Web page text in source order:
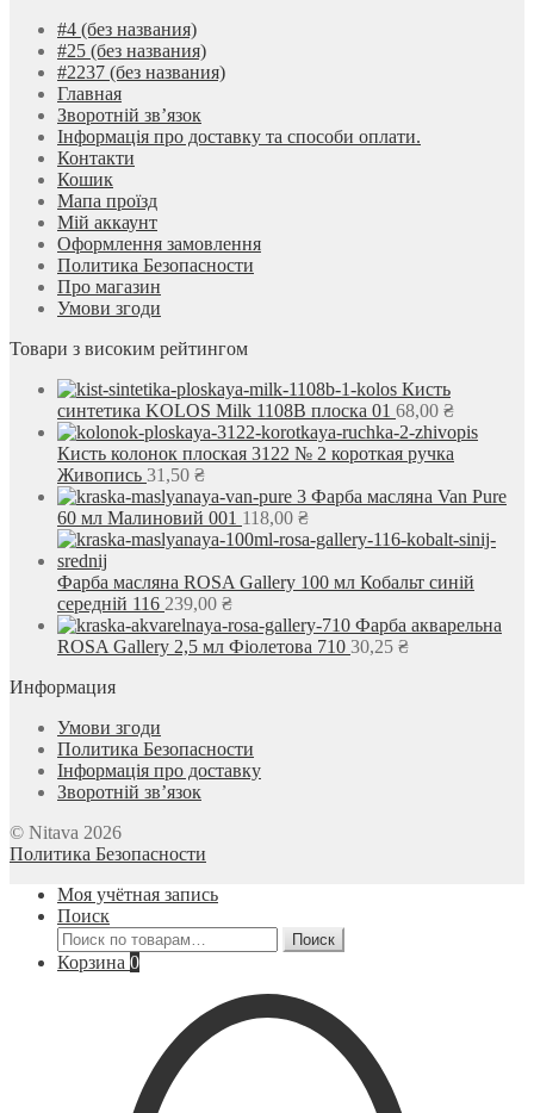
#4 (без названия)
#25 (без названия)
#2237 (без названия)
Главная
Зворотній зв’язок
Інформація про доставку та способи оплати.
Контакти
Кошик
Мапа проїзд
Мій аккаунт
Оформлення замовлення
Политика Безопасности
Про магазин
Умови згоди
Товари з високим рейтингом
Кисть
синтетика KOLOS Milk 1108B плоска 01 68,00 ₴
Кисть колонок плоская 3122 № 2 короткая ручка
Живопись 31,50 ₴
Фарба масляна Van Pure
60 мл Малиновий 001 118,00 ₴
Фарба масляна ROSA Gallery 100 мл Кобальт синій
середній 116 239,00 ₴
Фарба акварельна
ROSA Gallery 2,5 мл Фіолетова 710 30,25 ₴
Информация
Умови згоди
Политика Безопасности
Інформація про доставку
Зворотній зв’язок
© Nitava 2026
Политика Безопасности
Моя учётная запись
Поиск
Искать:
Поиск
Корзина 0